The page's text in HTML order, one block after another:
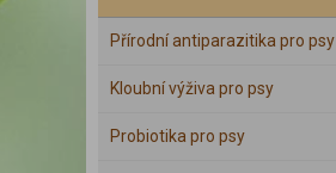
Přírodní antiparazitika pro psy
Kloubní výživa pro psy
Probiotika pro psy